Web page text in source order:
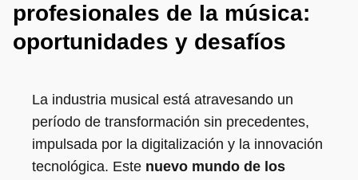
profesionales de la música:
oportunidades y desafíos
La industria musical está atravesando un
período de transformación sin precedentes,
impulsada por la digitalización y la innovación
tecnológica. Este nuevo mundo de los